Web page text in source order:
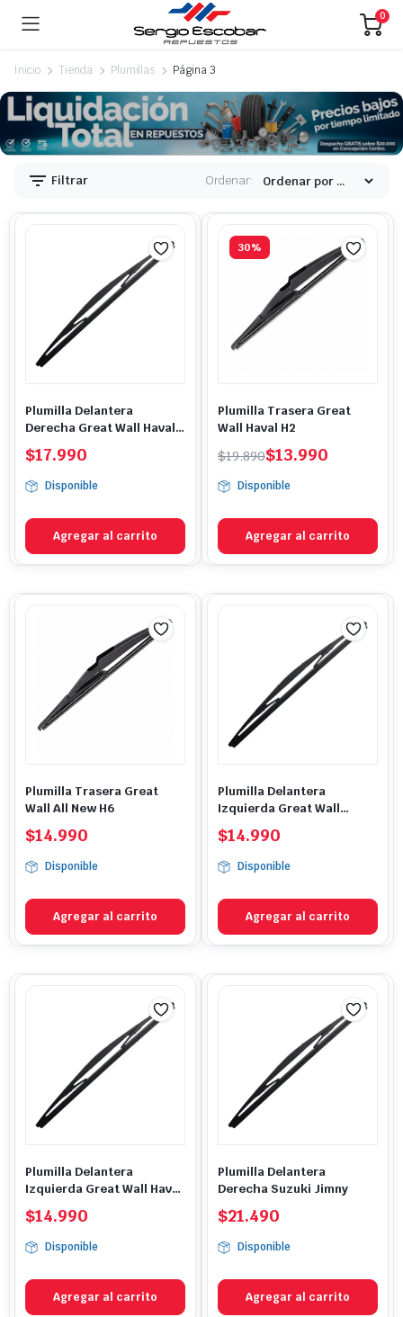
0
Inicio Tienda Plumillas Página 3
Filtrar Ordenar:
Plumilla Delantera
Derecha Great Wall Haval
H2
$17.990
Disponible
Agregar al carrito
30%
Plumilla Trasera Great
Wall Haval H2
$19.890
El
original
$19.890.
$13.990
El
actual
$13.990.
Disponible
Agregar al carrito
Plumilla Trasera Great
Wall All New H6
$14.990
Disponible
Agregar al carrito
Plumilla Delantera
Izquierda Great Wall
Wingle 6
$14.990
Disponible
Agregar al carrito
Plumilla Delantera
Izquierda Great Wall Haval
H2
$14.990
Disponible
Agregar al carrito
Plumilla Delantera
Derecha Suzuki Jimny
$21.490
Disponible
Agregar al carrito